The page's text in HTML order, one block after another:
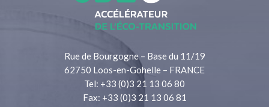
Rue de Bourgogne – Base du 11/19
62750 Loos-en-Gohelle – FRANCE
Tel: +33 (0)3 21 13 06 80
Fax: +33 (0)3 21 13 06 81